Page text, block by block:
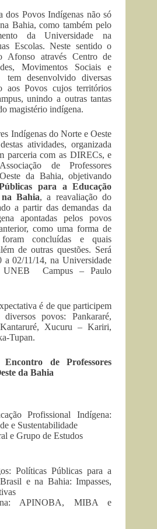
dos Povos Indígenas não só
Bahia, como também pelo
da Universidade na
Escolas. Neste sentido o
Afonso através Centro de
Movimentos Sociais e
desenvolvido diversas
aos Povos cujos territórios
unindo a outras tantas
magistério indígena.
Indígenas do Norte e Oeste
atividades, organizada
parceria com as DIRECs, e
de Professores
da Bahia, objetivando
para a Educação
Bahia, a reavaliação do
a partir das demandas da
apontadas pelos povos
como uma forma de
concluídas e quais
de outras questões. Será
a 02/11/14, na Universidade
UNEB Campus – Paulo
é de que participem
povos: Pankararé,
Xucuru – Kariri,
Tupan.
de Professores
da Bahia
Profissional Indígena:
e Sustentabilidade
e Grupo de Estudos
Políticas Públicas para a
e na Bahia: Impasses,
APINOBA, MIBA e